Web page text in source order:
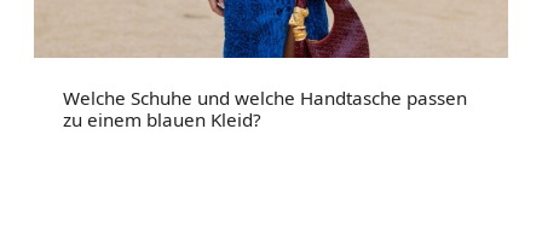
Welche Schuhe und welche Handtasche passen
zu einem blauen Kleid?